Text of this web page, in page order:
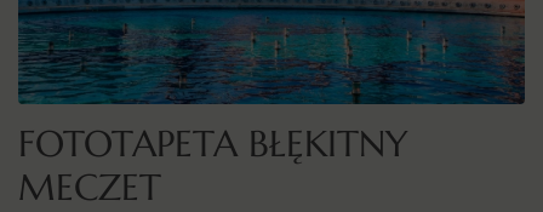
FOTOTAPETA BŁĘKITNY
MECZET